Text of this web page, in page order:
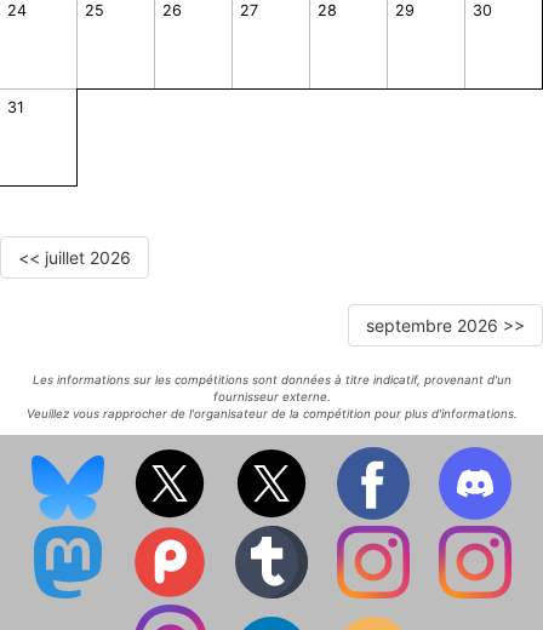
24 25 26 27 28 29 30
31
<< juillet 2026
septembre 2026 >>
Les informations sur les compétitions sont données à titre indicatif, provenant d'un
fournisseur externe.
Veuillez vous rapprocher de l'organisateur de la compétition pour plus d'informations.